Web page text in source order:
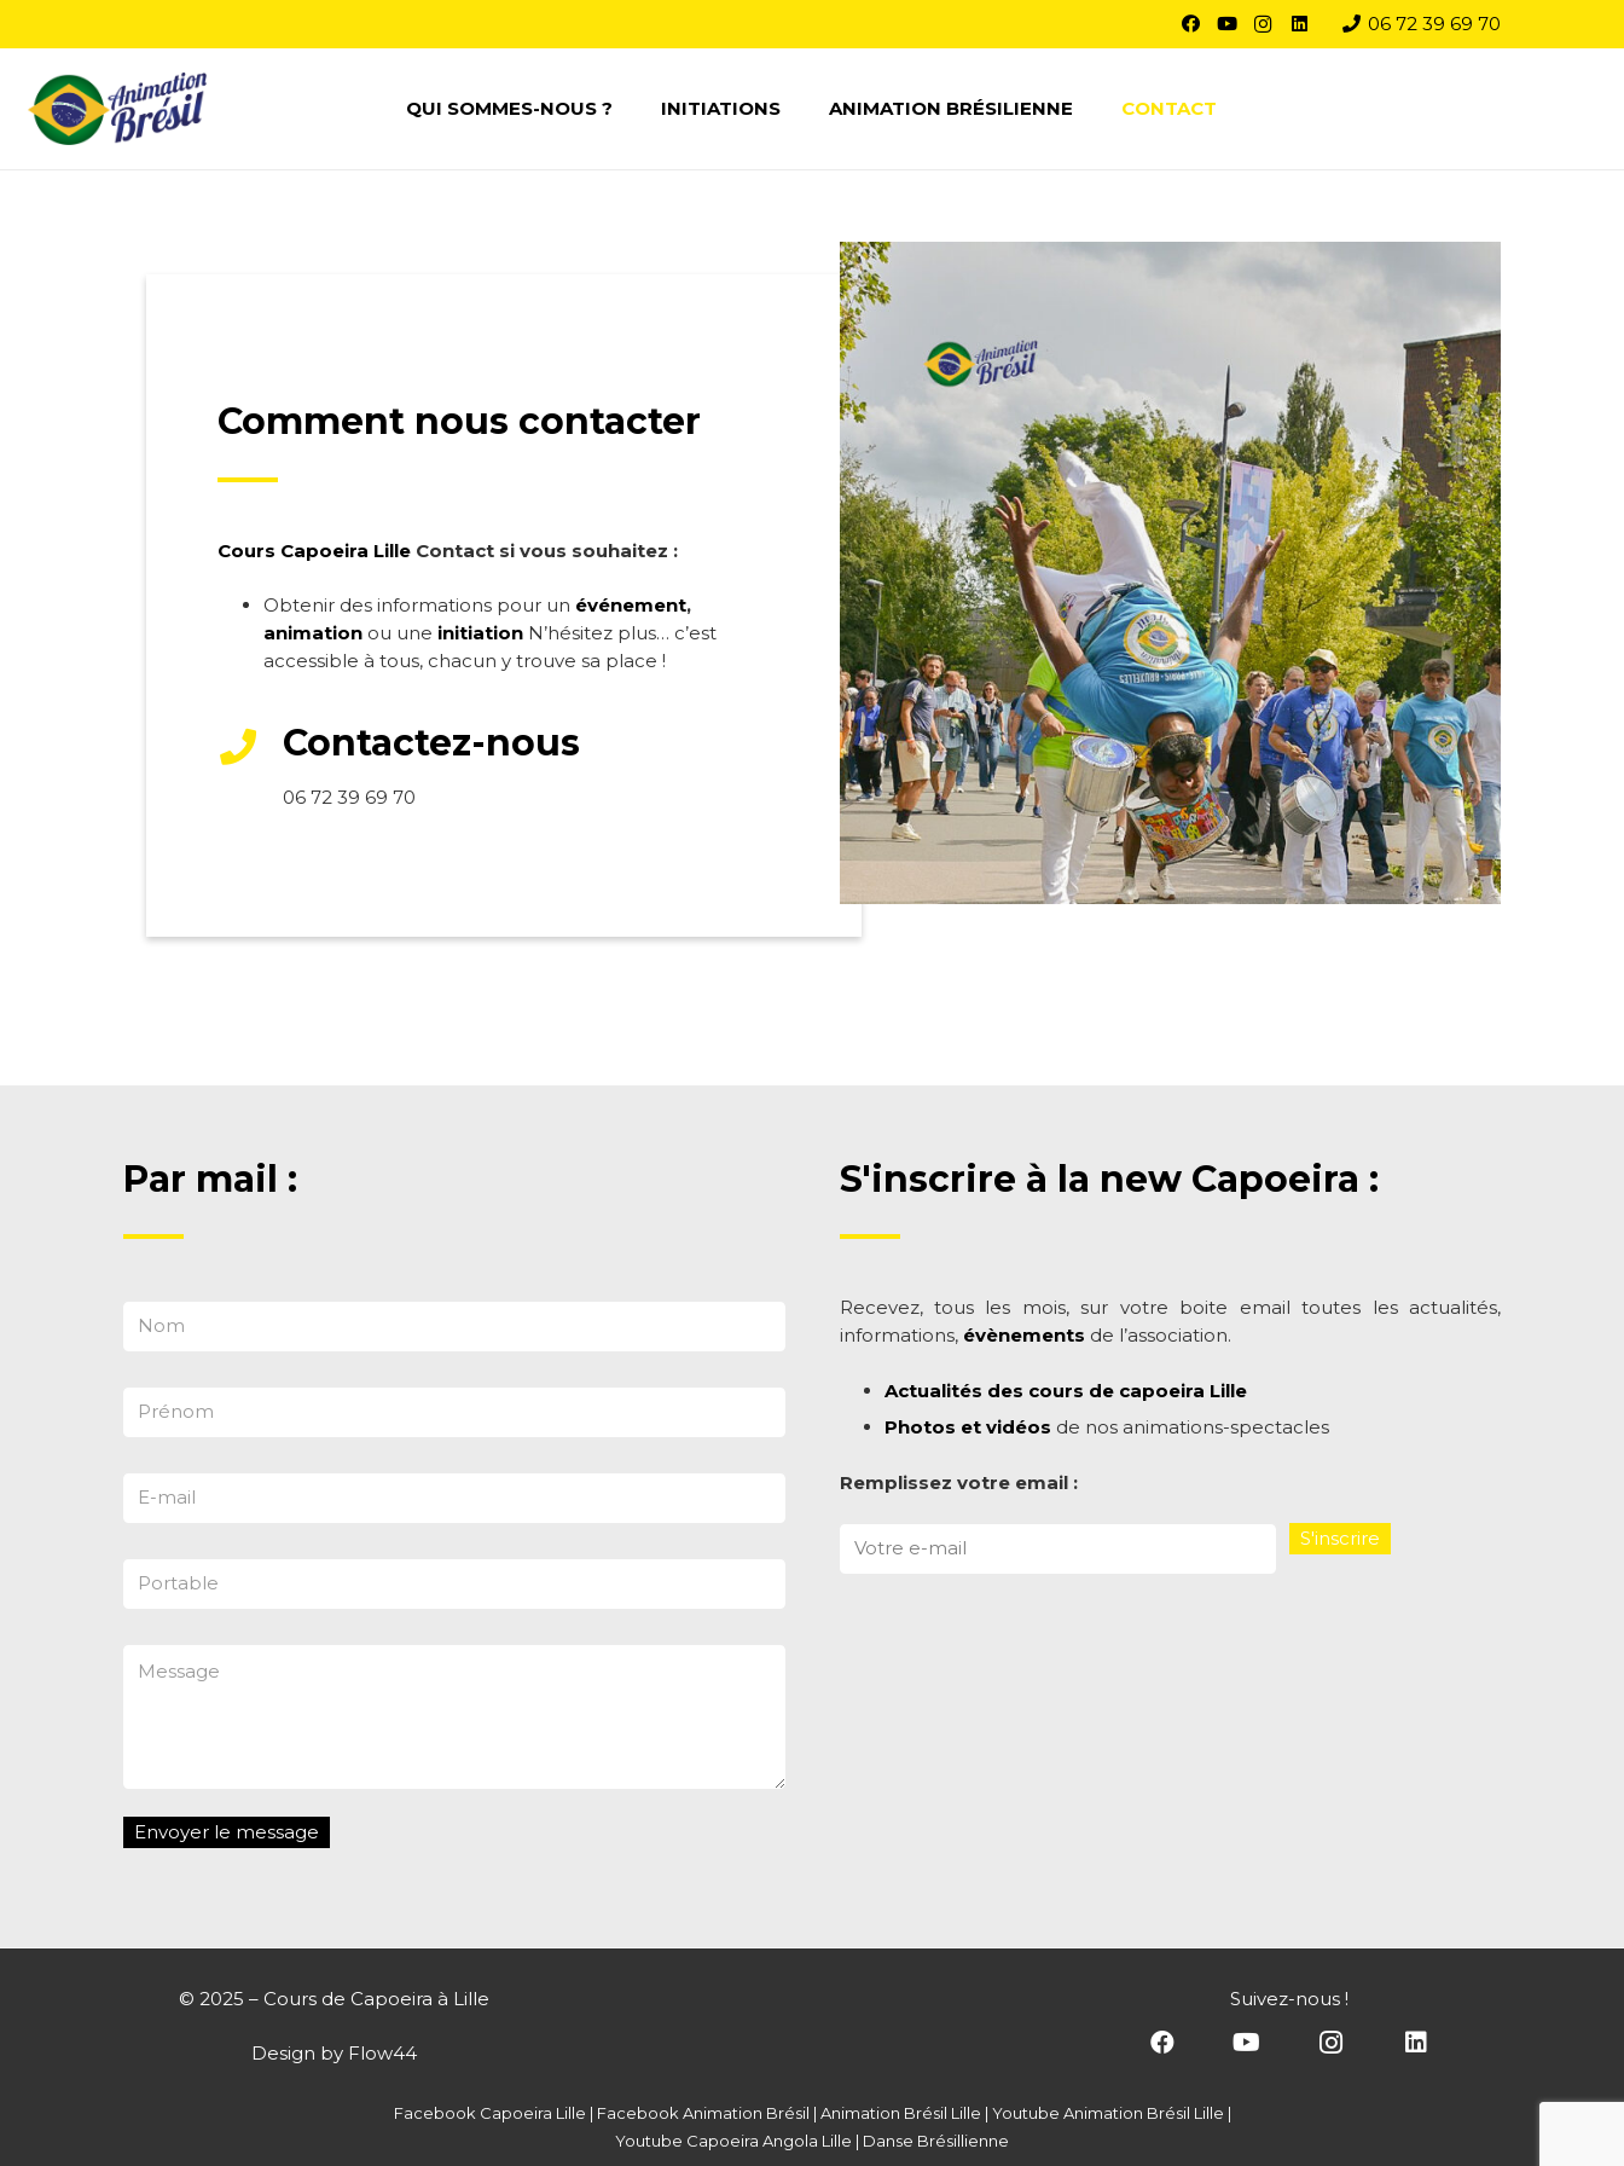
06 72 39 69 70
QUI SOMMES-NOUS ? INITIATIONS ANIMATION BRÉSILIENNE CONTACT
Comment nous contacter
Cours Capoeira Lille Contact si vous souhaitez :
Obtenir des informations pour un événement,
animation ou une initiationN’hésitez plus… c’est
accessible à tous, chacun y trouve sa place !
Contactez-nous
06 72 39 69 70
Par mail : S'inscrire à la new Capoeira :
Recevez, tous les mois, sur votre boite email toutes les actualités,
informations, évènements de l’association.
Actualités des cours de capoeira Lille
Photos et vidéos de nos animations-spectacles
Remplissez votre email :
© 2025 – Cours de Capoeira à Lille
Design by Flow44
Suivez-nous !
Facebook Capoeira Lille | Facebook Animation Brésil | Animation Brésil Lille | Youtube Animation Brésil Lille |
Youtube Capoeira Angola Lille | Danse Brésillienne